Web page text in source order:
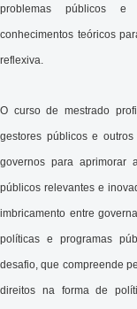
problemas públicos
conhecimentos teóricos
reflexiva.
O curso de mestrado
gestores públicos e
governos para aprimorar
públicos relevantes e
imbricamento entre
políticas e programas
desafio, que compreende
direitos na forma de